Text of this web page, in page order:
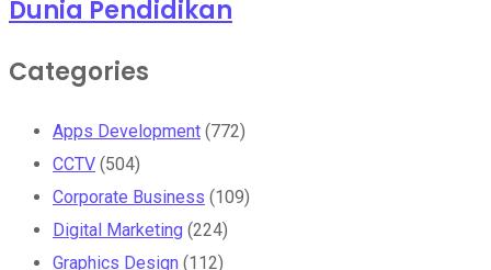
Dunia Pendidikan
Categories
Apps Development (772)
CCTV (504)
Corporate Business (109)
Digital Marketing (224)
Graphics Design (112)